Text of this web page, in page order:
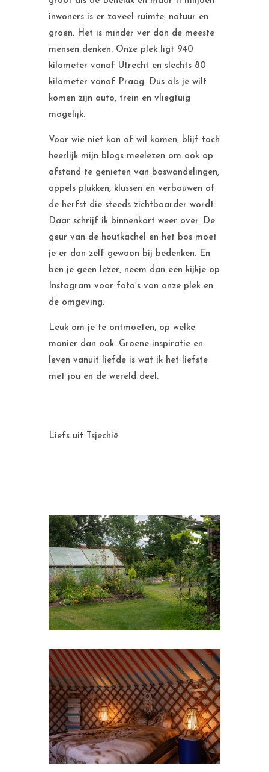
inwoners is er zoveel ruimte, natuur en
groen. Het is minder ver dan de meeste
mensen denken. Onze plek ligt 940
kilometer vanaf Utrecht en slechts 80
kilometer vanaf Praag. Dus als je wilt
komen zijn auto, trein en vliegtuig
mogelijk.
Voor wie niet kan of wil komen, blijf toch
heerlijk mijn blogs meelezen om ook op
afstand te genieten van boswandelingen,
appels plukken, klussen en verbouwen of
de herfst die steeds zichtbaarder wordt.
Daar schrijf ik binnenkort weer over. De
geur van de houtkachel en het bos moet
je er dan zelf gewoon bij bedenken. En
ben je geen lezer, neem dan een kijkje op
Instagram voor foto’s van onze plek en
de omgeving.
Leuk om je te ontmoeten, op welke
manier dan ook. Groene inspiratie en
leven vanuit liefde is wat ik het liefste
met jou en de wereld deel.
Liefs uit Tsjechië